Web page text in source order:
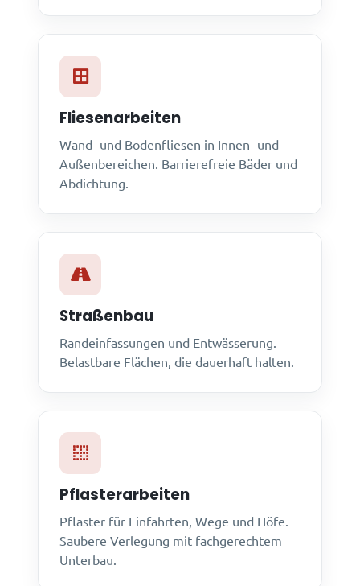
Fliesenarbeiten
Wand- und Bodenfliesen in Innen- und
Außenbereichen. Barrierefreie Bäder und
Abdichtung.
Straßenbau
Randeinfassungen und Entwässerung.
Belastbare Flächen, die dauerhaft halten.
Pflasterarbeiten
Pflaster für Einfahrten, Wege und Höfe.
Saubere Verlegung mit fachgerechtem
Unterbau.